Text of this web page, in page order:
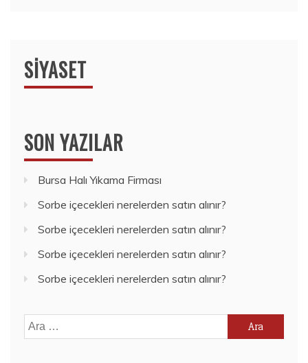
SIYASET
SON YAZILAR
Bursa Halı Yıkama Firması
Sorbe içecekleri nerelerden satın alınır?
Sorbe içecekleri nerelerden satın alınır?
Sorbe içecekleri nerelerden satın alınır?
Sorbe içecekleri nerelerden satın alınır?
Arama: